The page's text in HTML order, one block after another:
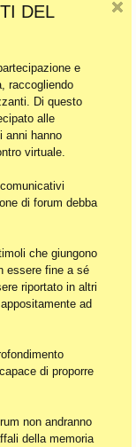
DEL
e
raccogliendo
Di questo
alle
anni hanno
virtuale.
di forum debba
che giungono
essere fine a sé
riportato in altri
ad
di proporre
non andranno
della memoria